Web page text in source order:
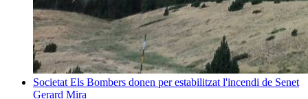
Societat Els Bombers donen per estabilitzat l'incendi de Senet
Gerard Mira